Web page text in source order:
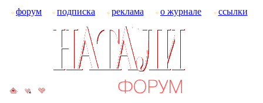
форум подписка реклама о журнале ссылки